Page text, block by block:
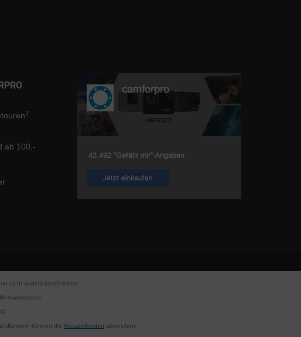
2
ab 100,-
nicht anders beschrieben
können die Versandkosten abweichen.